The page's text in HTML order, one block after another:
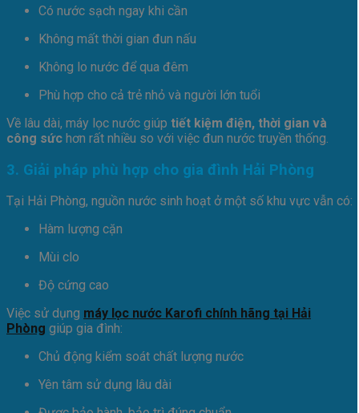
Có nước sạch ngay khi cần
Không mất thời gian đun nấu
Không lo nước để qua đêm
Phù hợp cho cả trẻ nhỏ và người lớn tuổi
Về lâu dài, máy lọc nước giúp tiết kiệm điện, thời gian và
công sức hơn rất nhiều so với việc đun nước truyền thống.
3. Giải pháp phù hợp cho gia đình Hải Phòng
Tại Hải Phòng, nguồn nước sinh hoạt ở một số khu vực vẫn có:
Hàm lượng cặn
Mùi clo
Độ cứng cao
Việc sử dụng máy lọc nước Karofi chính hãng tại Hải
Phòng giúp gia đình:
Chủ động kiểm soát chất lượng nước
Yên tâm sử dụng lâu dài